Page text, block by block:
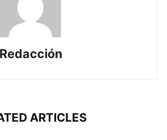
Redacción
ARTICLES